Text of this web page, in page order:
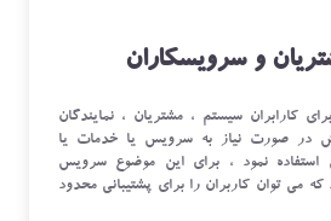
و سرویسکاران
کارابران سیستم ، مشتریان ، نمایندگان
در صورت نیاز به سرویس یا خدمات یا
استفاده نمود ، برای این موضوع سرویس
که می توان کاربران را برای پشتیبانی محدود